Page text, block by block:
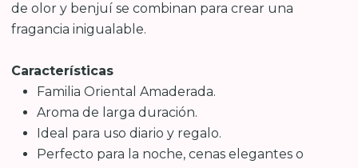
de olor y benjuí se combinan para crear una
fragancia inigualable.
Características
Familia Oriental Amaderada.
Aroma de larga duración.
Ideal para uso diario y regalo.
Perfecto para la noche, cenas elegantes o